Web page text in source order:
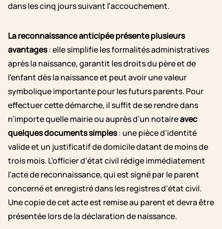
dans les cinq jours suivant l’accouchement.
La reconnaissance anticipée présente plusieurs
avantages: elle simplifie les formalités administratives
après la naissance, garantit les droits du père et de
l’enfant dès la naissance et peut avoir une valeur
symbolique importante pour les futurs parents. Pour
effectuer cette démarche, il suffit de se rendre dans
n’importe quelle mairie ou auprès d’un notaireavec
quelques documents simples: une pièce d’identité
valide et un justificatif de domicile datant de moins de
trois mois. L’officier d’état civil rédige immédiatement
l’acte de reconnaissance, qui est signé par le parent
concerné et enregistré dans les registres d’état civil.
Une copie de cet acte est remise au parent et devra être
présentée lors de la déclaration de naissance.